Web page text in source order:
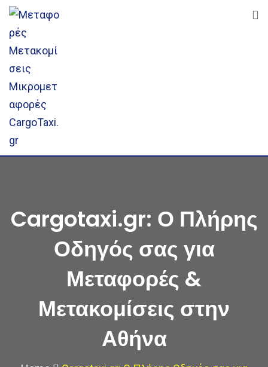
Skip
content
Cargotaxi.gr: Ο Πλήρης
Οδηγός σας για
Μεταφορές &
Μετακομίσεις στην
Αθήνα